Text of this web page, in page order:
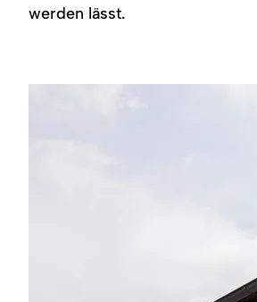
Service
werden lässt.